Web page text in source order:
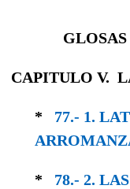
CAPITULO V.
* 77.- 1.
* 78.- 2.